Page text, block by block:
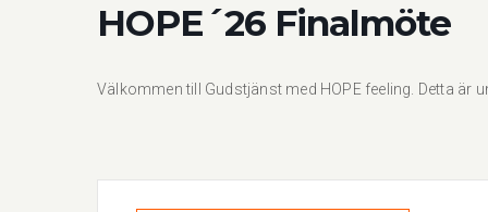
HOPE´26 Finalmöte
Välkommen till Gudstjänst med HOPE feeling. Detta är